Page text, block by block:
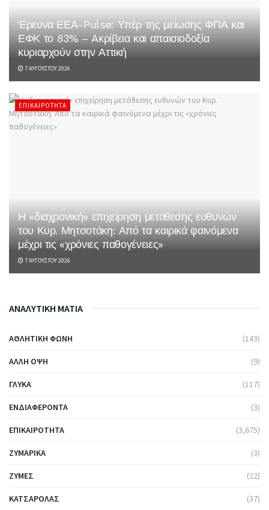
Έρευνα ΕΕΑ-Pulse: Υπέρ της μείωσης ΦΠΑ και
ΕΦΚ το 83% – Aκρίβεια και απαισιοδοξία
κυριαρχούν στην Αττική
7 ΑΥΓΟΎΣΤΟΥ 2026
ΕΠΙΚΑΙΡΌΤΗΤΑ
Η «διαχρονική» επιχείρηση μετάθεσης ευθυνών
του Κυρ. Μητσοτάκη: Από τα καιρικά φαινόμενα
μέχρι τις «χρόνιες παθογένειες»
7 ΑΥΓΟΎΣΤΟΥ 2026
ΑΝΑΛΥΤΙΚΗ ΜΑΤΙΑ
ΑΘΛΗΤΙΚΉ ΦΩΝΉ (143)
ΆΛΛΗ ΌΨΗ (9)
ΓΛΥΚΆ (117)
ΕΝΔΙΑΦΈΡΟΝΤΑ (3)
ΕΠΙΚΑΙΡΌΤΗΤΑ (3,675)
ΖΥΜΑΡΙΚΆ (3)
ΖΎΜΕΣ (22)
ΚΑΤΣΑΡΌΛΑΣ (37)